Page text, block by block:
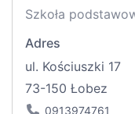
Szkoła
Adres
ul. Kościuszki 17
73-150 Łobez
0913974761